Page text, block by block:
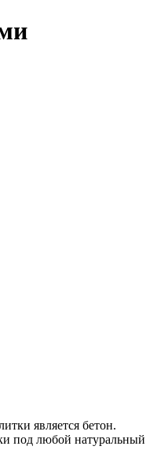
является бетон.
под любой натуральный